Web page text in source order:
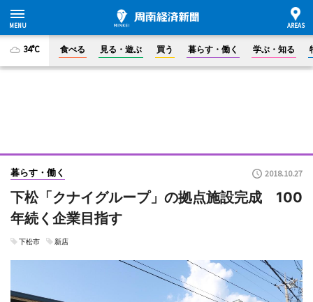
34°C 食べる 見る・遊ぶ 買う 暮らす・働く 学ぶ・知る
暮らす・働く 2018.10.27
下松「クナイグループ」の拠点施設完成 100
年続く企業目指す
下松市 新店